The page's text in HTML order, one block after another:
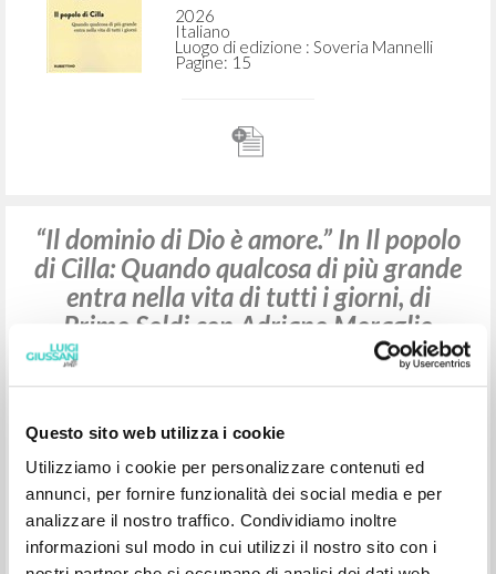
Questo sito web utilizza i cookie
Utilizziamo i cookie per personalizzare contenuti ed
annunci, per fornire funzionalità dei social media e per
analizzare il nostro traffico. Condividiamo inoltre
informazioni sul modo in cui utilizzi il nostro sito con i
"L'uomo, l'avvenimento, l'opera." In Il
popolo di Cilla: Quando qualcosa di più
grande entra nella vita di tutti i giorni,
Rubbettino Editore
2026
Italiano
Luogo di edizione : Soveria Mannelli
Pagine: 15
“Il dominio di Dio è amore.” In Il popolo
di Cilla: Quando qualcosa di più grande
entra nella vita di tutti i giorni, di
Primo Soldi con Adriano Moraglio